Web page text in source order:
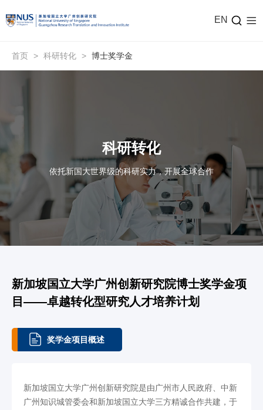
EN
首页 > 科研转化 > 博士奖学金
科研转化
依托新国大世界级的科研实力，开展全球合作
新加坡国立大学广州创新研究院博士奖学金项
目——卓越转化型研究人才培养计划
奖学金项目概述
新加坡国立大学广州创新研究院是由广州市人民政府、中新
广州知识城管委会和新加坡国立大学三方精诚合作共建，于